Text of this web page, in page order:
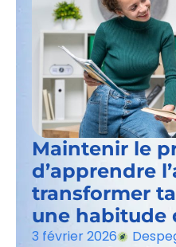
Maintenir le
d’apprendre
transformer
une habitude
3 février 2026